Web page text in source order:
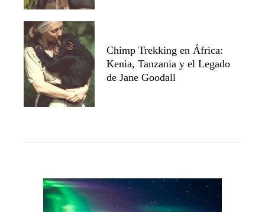
Chimp Trekking en África:
Kenia, Tanzania y el Legado
de Jane Goodall